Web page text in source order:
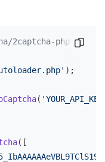
2captcha-php
);
(
([
Kod